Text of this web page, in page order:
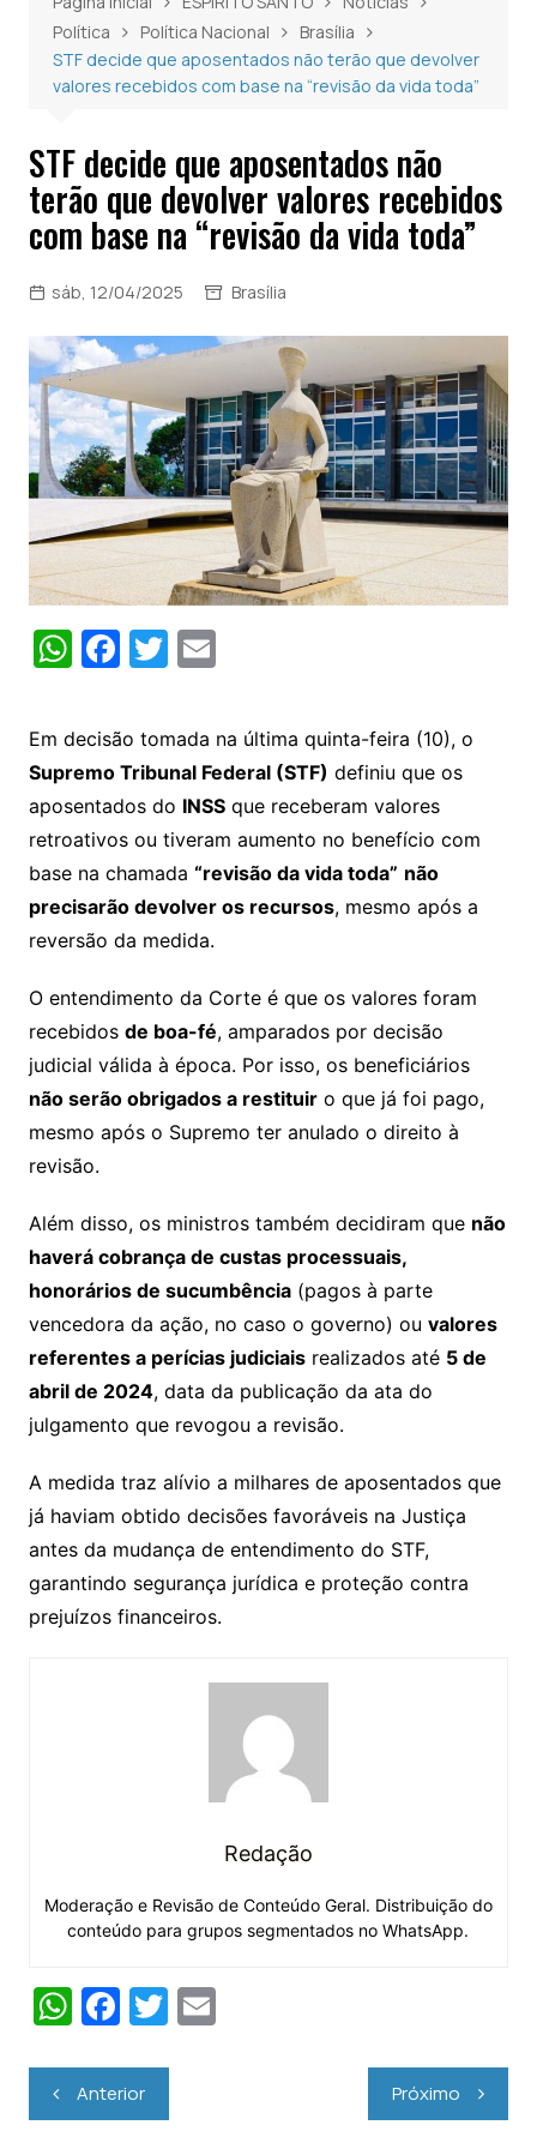
Política
Política Nacional
Brasília
STF decide que aposentados não terão que devolver
valores recebidos com base na “revisão da vida toda”
STF decide que aposentados não
terão que devolver valores recebidos
com base na “revisão da vida toda”
sáb, 12/04/2025 Brasília
W
at
s
A
p
p
F
c
e
b
o
o
k
T
itt
er
E
ai
l
Em decisão tomada na última quinta-feira (10), o
Supremo Tribunal Federal (STF) definiu que os
aposentados do INSSque receberam valores
retroativos ou tiveram aumento no benefício com
base na chamada “revisão da vida toda” não
precisarão devolver os recursos, mesmo após a
reversão da medida.
O entendimento da Corte é que os valores foram
recebidos de boa-fé, amparados por decisão
judicial válida à época. Por isso, os beneficiários
não serão obrigados a restituiro que já foi pago,
mesmo após o Supremo ter anulado o direito à
revisão.
Além disso, os ministros também decidiram que não
haverá cobrança de custas processuais,
honorários de sucumbência(pagos à parte
vencedora da ação, no caso o governo) ou valores
referentes a perícias judiciaisrealizados até 5 de
abril de 2024, data da publicação da ata do
julgamento que revogou a revisão.
A medida traz alívio a milhares de aposentados que
já haviam obtido decisões favoráveis na Justiça
antes da mudança de entendimento do STF,
garantindo segurança jurídica e proteção contra
prejuízos financeiros.
Redação
Moderação e Revisão de Conteúdo Geral. Distribuição do
conteúdo para grupos segmentados no WhatsApp.
W
at
s
F
c
e
T
itt
er
E
Navegação
de
Anterior Próximo